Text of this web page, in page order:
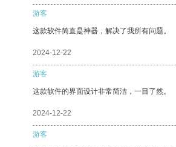
游客
这款软件简直是神器，解决了我所有问题。
2024-12-22
游客
这款软件的界面设计非常简洁，一目了然。
2024-12-22
游客